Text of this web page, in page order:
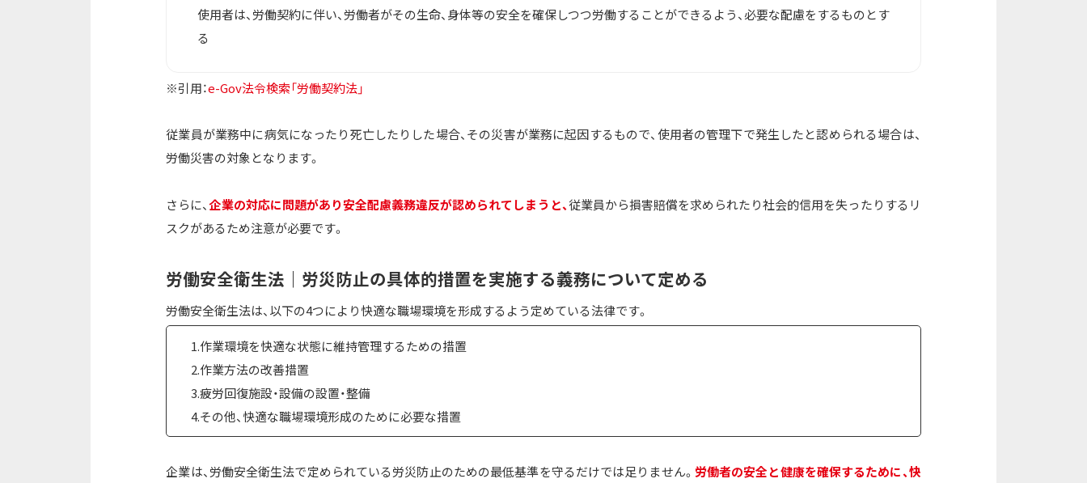
使用者は、労働契約に伴い、労働者がその生命、身体等の安全を確保しつつ労働することができるよう、必要な配慮をするものとす
る
※引用：e-Gov法令検索「労働契約法」
従業員が業務中に病気になったり死亡したりした場合、その災害が業務に起因するもので、使用者の管理下で発生したと認められる場合は、
労働災害の対象となります。
さらに、企業の対応に問題があり安全配慮義務違反が認められてしまうと、従業員から損害賠償を求められたり社会的信用を失ったりするリ
スクがあるため注意が必要です。
労働安全衛生法｜労災防止の具体的措置を実施する義務について定める
労働安全衛生法は、以下の4つにより快適な職場環境を形成するよう定めている法律です。
1.作業環境を快適な状態に維持管理するための措置
2.作業方法の改善措置
3.疲労回復施設・設備の設置・整備
4.その他、快適な職場環境形成のために必要な措置
企業は、労働安全衛生法で定められている労災防止のための最低基準を守るだけでは足りません。 労働者の安全と健康を確保するために、快